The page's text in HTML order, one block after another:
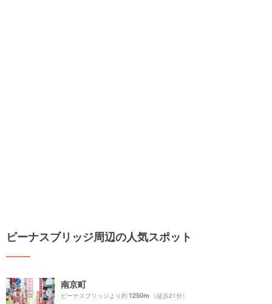
ビーナスブリッジ周辺の人気スポット
南京町
ビーナスブリッジより約1250m （徒歩21分）